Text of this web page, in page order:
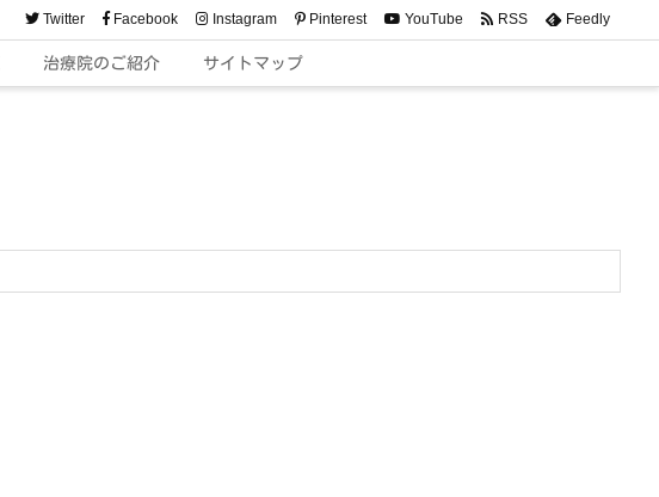
治療院のご紹介 サイトマップ
Twitter Facebook Instagram Pinterest YouTube RSS Feedly